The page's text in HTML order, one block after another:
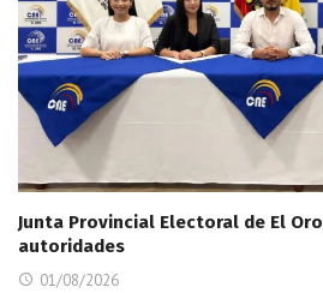
Junta Provincial Electoral de El
autoridades
01/08/2026